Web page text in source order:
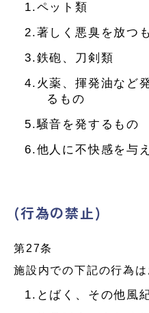
1.ペット類
2.著しく悪臭を放つ
3.鉄砲、刀剣類
4.火薬、揮発油など
るもの
5.騒音を発するもの
6.他人に不快感を与
(行為の禁止)
第27条
施設内での下記の行為は
1.とばく、その他風